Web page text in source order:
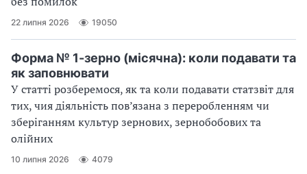
22 липня 2026 19050
Форма № 1-зерно (місячна): коли подавати та
як заповнювати
У статті розберемося, як та коли подавати статзвіт для
тих, чия діяльність пов’язана з переробленням чи
зберіганням культур зернових, зернобобових та
олійних
10 липня 2026 4079